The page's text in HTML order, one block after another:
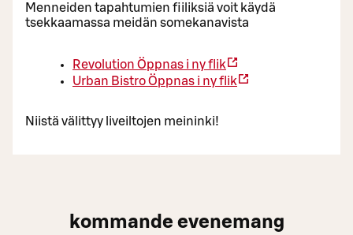
Menneiden tapahtumien fiiliksiä voit käydä
tsekkaamassa meidän somekanavista
Revolution Öppnas i ny flik
Urban BistroÖppnas i ny flik
Niistä välittyy liveiltojen meininki!
kommande evenemang